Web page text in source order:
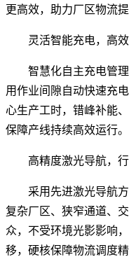
更高效，助力厂区物流提
灵活智能充电，高
智慧化自主充电管
用作业间隙自动快速充
心生产工时，错峰补能
保障产线持续高效运行。
高精度激光导航，
采用先进激光导航
复杂厂区、狭窄通道、
众，不受环境光影影响
移，硬核保障物流调度精